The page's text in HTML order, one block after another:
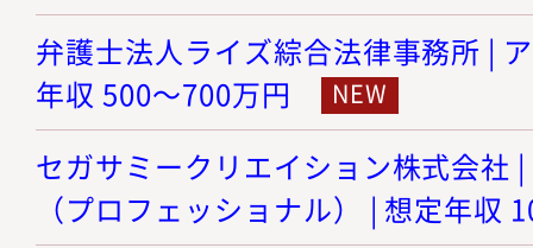
弁護士法人ライズ綜合法律事務所 |
年収 500～700万円
セガサミークリエイション株式会社
（プロフェッショナル） | 想定年収